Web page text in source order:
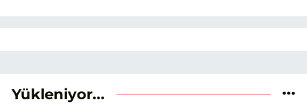
Yükleniyor...